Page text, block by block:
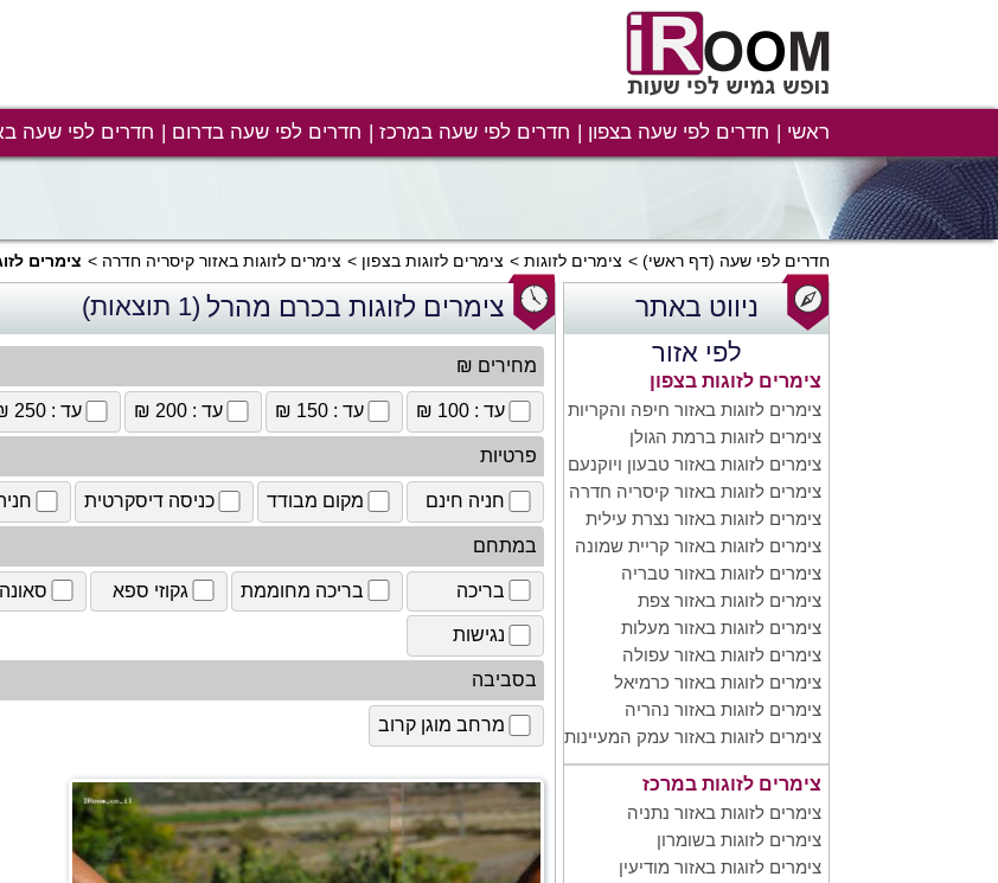
ראשי חדרים לפי שעה בצפון חדרים לפי שעה במרכז חדרים לפי שעה בדרום חדרים לפי שעה
חדרים לפי שעה (דף ראשי) צימרים לזוגות צימרים לזוגות בצפון צימרים לזוגות באזור קיסריה חדרה צימרים
ניווט באתר
לפי אזור
צימרים לזוגות בצפון
צימרים לזוגות באזור חיפה והקריות
צימרים לזוגות ברמת הגולן
צימרים לזוגות באזור טבעון ויוקנעם
צימרים לזוגות באזור קיסריה חדרה
צימרים לזוגות באזור נצרת עילית
צימרים לזוגות באזור קריית שמונה
צימרים לזוגות באזור טבריה
צימרים לזוגות באזור צפת
צימרים לזוגות באזור מעלות
צימרים לזוגות באזור עפולה
צימרים לזוגות באזור כרמיאל
צימרים לזוגות באזור נהריה
צימרים לזוגות באזור עמק המעיינות
צימרים לזוגות במרכז
צימרים לזוגות באזור נתניה
צימרים לזוגות בשומרון
צימרים לזוגות באזור מודיעין
צימרים לזוגות בכרם מהרל (1 תוצאות)
מחירים ₪
עד : 100 ₪ עד : 150 ₪ עד : 200 ₪ עד : 250 ₪
פרטיות
חניה חינם מקום מבודד כניסה דיסקרטית
במתחם
בריכה בריכה מחוממת גקוזי ספא סאונה
נגישות
בסביבה
מרחב מוגן קרוב